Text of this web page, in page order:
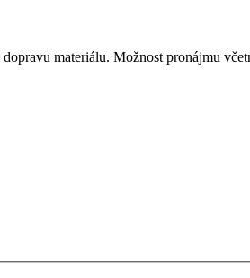
materiálu. Možnost pronájmu